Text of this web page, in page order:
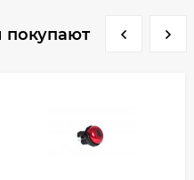
покупают